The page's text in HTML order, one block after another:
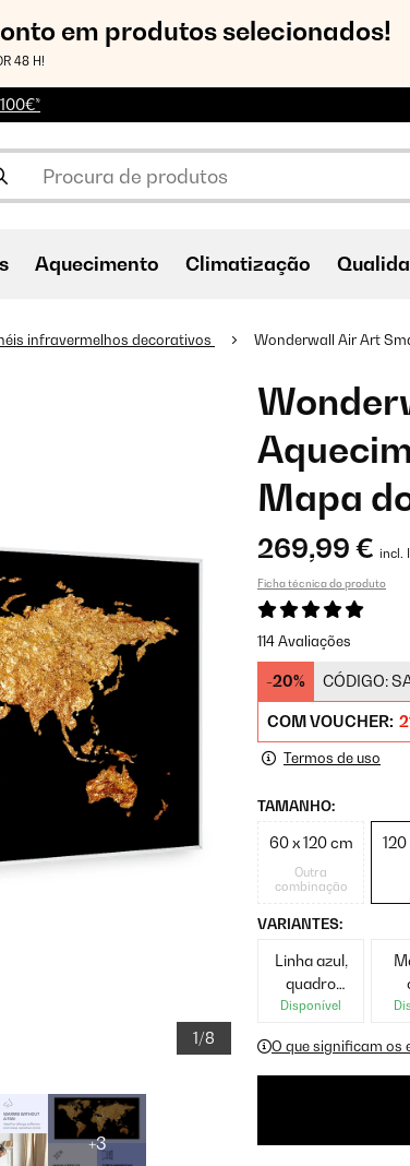
em produtos selecionados!
48 H!
Aquecimento Climatização
infravermelhos decorativos Wonderwall Air Art
1/8
+3
Mapa
269,99 € incl.
Ficha técnica do produto
114 Avaliações
-20% CÓDIGO:
COM VOUCHER:
Termos de uso
TAMANHO:
60 x 120 cm
Outra
combinação
VARIANTES:
Linha azul,
quadro
preto
Disponível
O que significam os